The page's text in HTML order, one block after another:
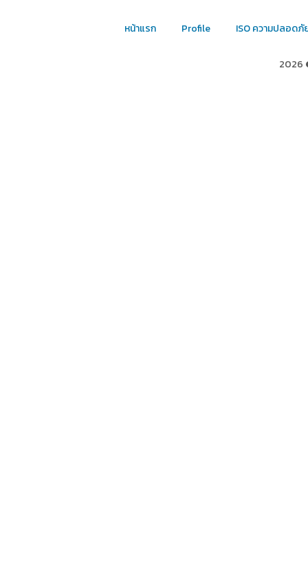
หน้าแรก Profile ISO ความปลอดภั
2026